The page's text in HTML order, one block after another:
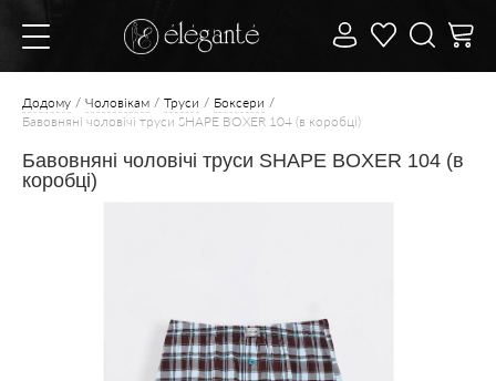
Додому Чоловікам Труси
Боксери
Бавовняні чоловічі труси SHAPE BOXER 104 (в коробці)
Бавовняні чоловічі труси SHAPE BOXER 104 (в
коробці)